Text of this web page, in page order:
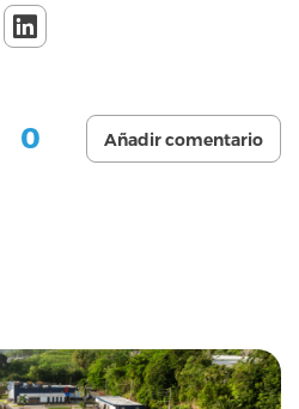
0 Añadir comentario